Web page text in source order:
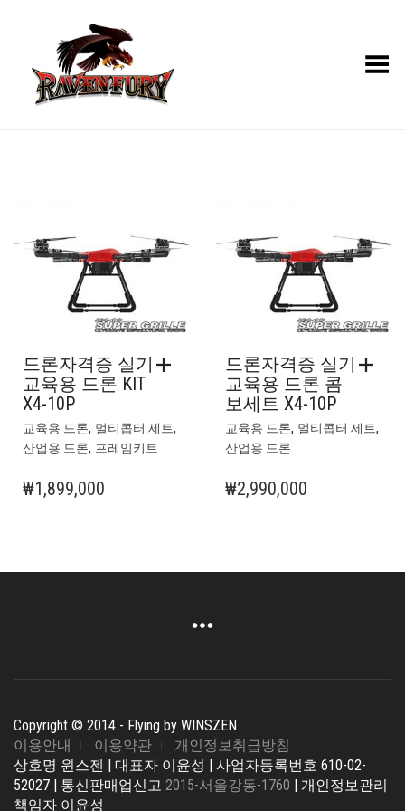
Toggle Menu
드론자격증 실기
교육용 드론 KIT
X4-10P
교육용 드론, 멀티콥터 세트,
산업용 드론, 프레임키트
₩1,899,000
드론자격증 실기
교육용 드론 콤
보세트 X4-10P
교육용 드론, 멀티콥터 세트,
산업용 드론
₩2,990,000
Copyright © 2014 - Flying by WINSZEN
이용안내
이용약관
개인정보취급방침
상호명 윈스젠 | 대표자 이윤성 | 사업자등록번호 610-02-
52027 | 통신판매업신고 2015-서울강동-1760 | 개인정보관리
책임자 이윤성